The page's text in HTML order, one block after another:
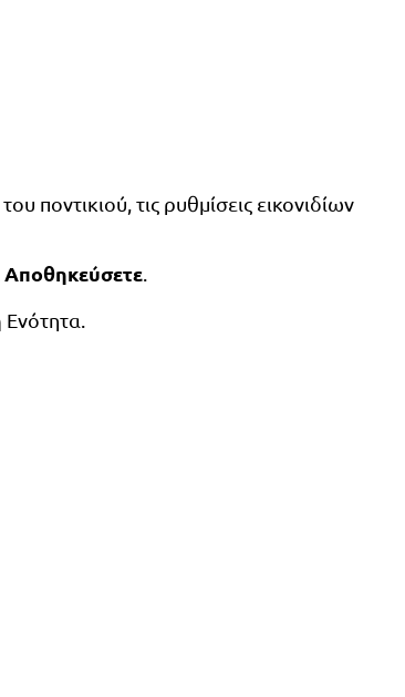
τις ρυθμίσεις εικονιδίων
Αποθηκεύσετε
Ενότητα.